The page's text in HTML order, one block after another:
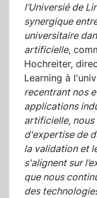
l’Universié de
synergique
universitaire
artificielle,
Hochreiter,
Learning à
recentrant nos
applications
artificielle, nous
d'expertise de
la validation et
s'alignent sur
que nous
des